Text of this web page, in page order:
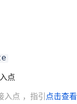
点
点 ，指引 点击查看